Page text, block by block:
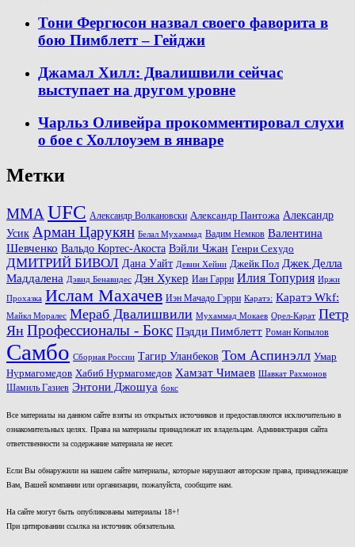
Тони Фергюсон назвал своего фаворита в
бою Пимблетт – Гейджи
Джамал Хилл: Двалишвили сейчас
выступает на другом уровне
Чарльз Оливейра прокомментировал слухи
о бое с Холлоуэем в январе
Метки
MMAUFC Александр Волкановски Александр Пантожа Александр
Усик Арман Царукян Белал Мухаммад Вадим Немков Валентина
Шевченко Вальдо Кортес-Акоста Вэйли Чжан Генри Сехудо
ДМИТРИЙ БИВОЛ Дана Уайт Девин Хейни Джейк Пол Джек Делла
Маддалена Дэвид Бенавидес Дэн Хукер Иан Гарри Илия Топурия Иржи
Прохазка Ислам Махачев Иэн Мачадо Гэрри Каратэ: Каратэ Wkf:
Майкл Моралес Мераб Двалишвили Мухаммад Мокаев Орел-Карат Петр
Ян Профессионалы - Бокс Пэдди Пимблетт Роман Копылов
Самбо Сборная России Тагир Уланбеков Том Аспинэлл Умар
Нурмагомедов Хабиб Нурмагомедов Хамзат Чимаев Шавкат Рахмонов
Шамиль Газиев Энтони Джошуа бокс
Все материалы на данном сайте взяты из открытых источников и предоставляются исключительно в
ознакомительных целях. Права на материалы принадлежат их владельцам. Администрация сайта
ответственности за содержание материала не несет.
Если Вы обнаружили на нашем сайте материалы, которые нарушают авторские права, принадлежащие
Вам, Вашей компании или организации, пожалуйста, сообщите нам.
На сайте могут быть опубликованы материалы 18+!
При цитировании ссылка на источник обязательна.